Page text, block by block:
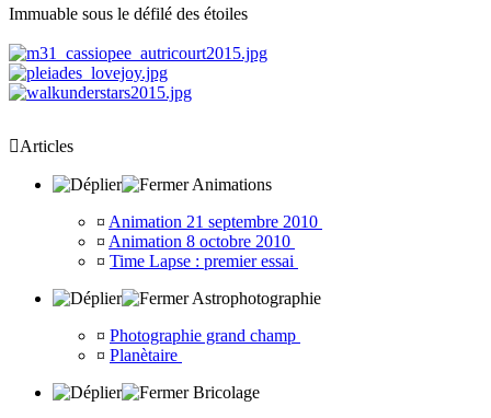
Immuable sous le défilé des étoiles
Articles
Animations
¤ Animation 21 septembre 2010
¤ Animation 8 octobre 2010
¤ Time Lapse : premier essai
Astrophotographie
¤ Photographie grand champ
¤ Planètaire
Bricolage